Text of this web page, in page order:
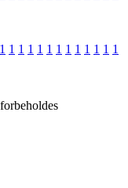
1 1 1 1 1 1 1 1 1 1 1 1 1